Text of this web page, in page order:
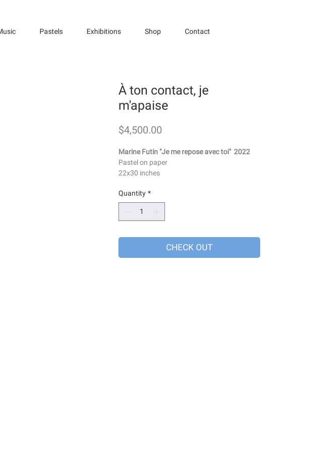
Pastels Exhibitions Shop Contact
À ton contact, je
m'apaise
$4,500.00
Marine Futin "Je me repose avec toi" 2022
Pastel on paper
22x30 inches
Quantity *
CHECK OUT